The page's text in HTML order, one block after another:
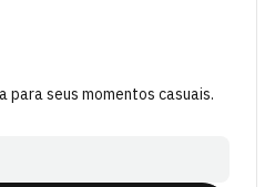
para seus momentos casuais.